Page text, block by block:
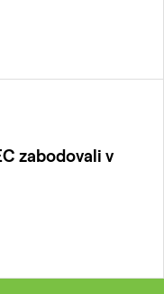
zabodovali v